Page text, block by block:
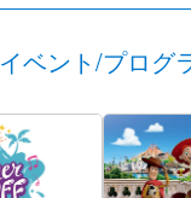
イベント/プログ